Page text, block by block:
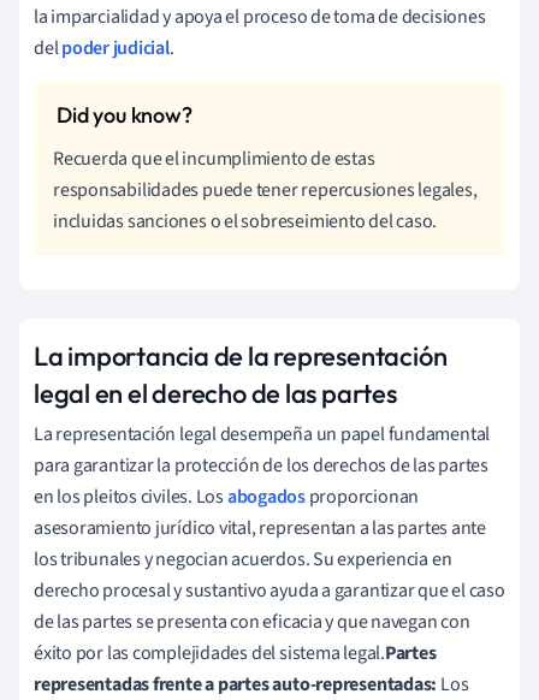
la imparcialidad y apoya el proceso de toma de decisiones
delpoder judicial.
Recuerda que el incumplimiento de estas
responsabilidades puede tener repercusiones legales,
incluidas sanciones o el sobreseimiento del caso.
La importancia de la representación
legal en el derecho de las partes
La representación legal desempeña un papel fundamental
para garantizar la protección de los derechos de las partes
en los pleitos civiles. Losabogadosproporcionan
asesoramiento jurídico vital, representan a las partes ante
los tribunales y negocian acuerdos. Su experiencia en
derecho procesal y sustantivo ayuda a garantizar que el caso
de las partes se presenta con eficacia y que navegan con
éxito por las complejidades del sistema legal.Partes
representadas frente a partes auto-representadas: Los